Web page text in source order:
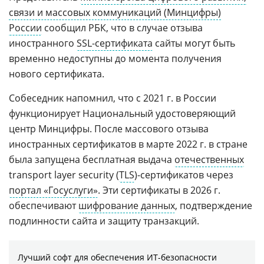
связи и массовых коммуникаций (Минцифры)
России сообщил РБК, что в случае отзыва
иностранного SSL-сертификата сайты могут быть
временно недоступны до момента получения
нового сертификата.
Собеседник напомнил, что с 2021 г. в России
функционирует Национальный удостоверяющий
центр Минцифры. После массового отзыва
иностранных сертификатов в марте 2022 г. в стране
была запущена бесплатная выдача отечественных
transport layer security (TLS)-сертификатов через
портал «Госуслуги». Эти сертификаты в 2026 г.
обеспечиваютшифрование данных, подтверждение
подлинности сайта и защиту транзакций.
Лучший софт для обеспечения ИТ-безопасности